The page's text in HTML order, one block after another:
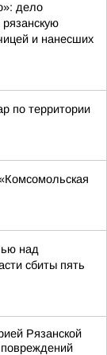
дело
и нанесших
по территории
над
сбиты пять
Рязанской